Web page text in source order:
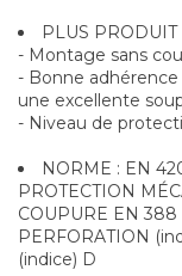
PLUS PRODUIT
- Montage sans
- Bonne
une excellente
- Niveau de
NORME : EN
PROTECTION
COUPURE EN 388
PERFORATION
(indice) D